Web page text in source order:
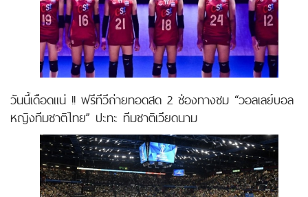
วันนี้เดือดแน่ !! ฟรีทีวีถ่ายทอดสด 2 ช่องทางชม “วอลเลย์บอล
หญิงทีมชาติไทย” ปะทะ ทีมชาติเวียดนาม